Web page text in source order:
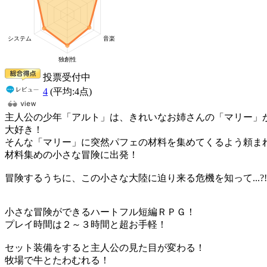
投票受付中
4 (平均:4点)
主人公の少年「アルト」は、きれいなお姉さんの「マリー」
大好き！
そんな「マリー」に突然パフェの材料を集めてくるよう頼ま
材料集めの小さな冒険に出発！
冒険するうちに、この小さな大陸に迫り来る危機を知って...?!
小さな冒険ができるハートフル短編ＲＰＧ！
プレイ時間は２～３時間と超お手軽！
セット装備をすると主人公の見た目が変わる！
牧場で牛とたわむれる！